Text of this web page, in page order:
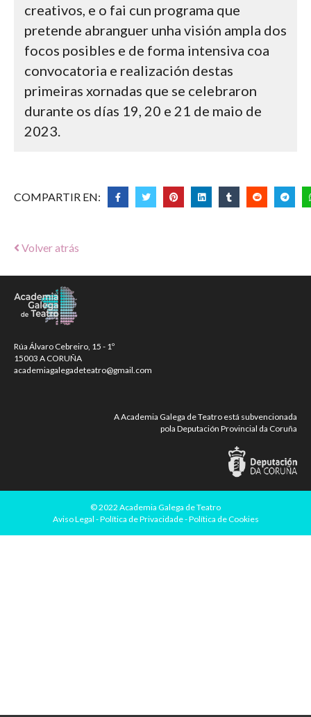
creativos, e o fai cun programa que
pretende abranguer unha visión ampla dos
focos posibles e de forma intensiva coa
convocatoria e realización destas
primeiras xornadas que se celebraron
durante os días 19, 20 e 21 de maio de
2023.
COMPARTIR EN:
Volver atrás
Rúa Álvaro Cebreiro, 15 - 1º
15003 A CORUÑA
academiagalegadeteatro@gmail.com
A Academia Galega de Teatro está subvencionada
pola Deputación Provincial da Coruña
©2022 Academia Galega de Teatro
Aviso Legal -Política de Privacidade-Política de Cookies